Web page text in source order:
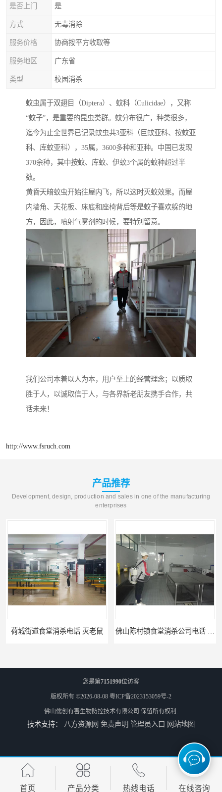
是否上门 是
方式 无毒消除
服务价格 协商按平方收取等
服务地区 广东省
类型 校园消杀
蚊虫属于双翅目（Diptera）、蚊科（Culicidae），又称
“蚊子”，是重要的昆虫类群。蚊分布很广，种类很多，
迄今为止全世界已记录蚊虫共3亚科（巨蚊亚科、按蚊亚
科、库蚊亚科），35属，3600多种和亚种。中国已发现
370余种，其中按蚊、库蚊、伊蚊3个属的蚊种超过半
数。
黄昏天暗蚊虫开始往屋内飞，所以这时灭蚊效果。而屋
内墙角、天花板、床底和座椅背后等是蚊子喜欢躲的地
方，因此，喷射气雾剂的时候，要特别留意。
我们公司本着以人为本，用户至上的经营理念；以质取
胜于人，以诚取信于人，与各界新老朋友携手合作，共
话未来！
http://www.fsruch.com
产品推荐
Development, design, production and sales in one of the manufacturing
enterprises
荷城街道食堂消杀电话 灭老鼠
佛山南山镇食堂消杀 南山工厂灭鼠 顺德北活镇食堂消杀价格 顺德消杀
您是第7151990位访客
版权所有 ©2026-08-08 粤ICP备2023153059号-2
佛山儒创有害生物防控技术有限公司 保留所有权利.
技术支持： 八方资源网 免责声明 管理员入口 网站地图
首页 产品分类 热线电话 在线咨询